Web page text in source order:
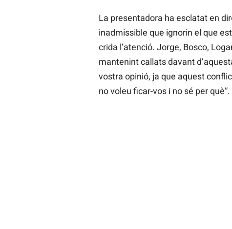
La presentadora ha esclatat en
inadmissible que ignorin el que
crida l’atenció. Jorge, Bosco,
mantenint callats davant
vostra opinió, ja que aquest
no voleu ficar-vos i no sé per què”.